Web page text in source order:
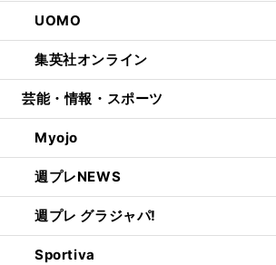
UOMO
集英社オンライン
芸能・情報・スポーツ
Myojo
週プレNEWS
週プレ グラジャパ!
Sportiva